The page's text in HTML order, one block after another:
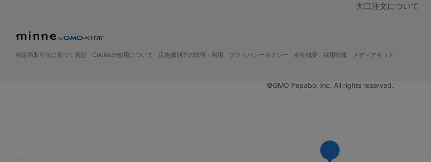
大口注文について
特定商取引法に基づく表記 Cookieの使用について 広告識別子の取得・利用 プライバシーポリシー 会社概要 採用情報 メディアキット
©GMO Pepabo, Inc. All rights reserved.